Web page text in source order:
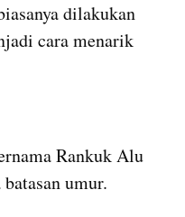
dilakukan
cara menarik
Rankuk Alu
umur.